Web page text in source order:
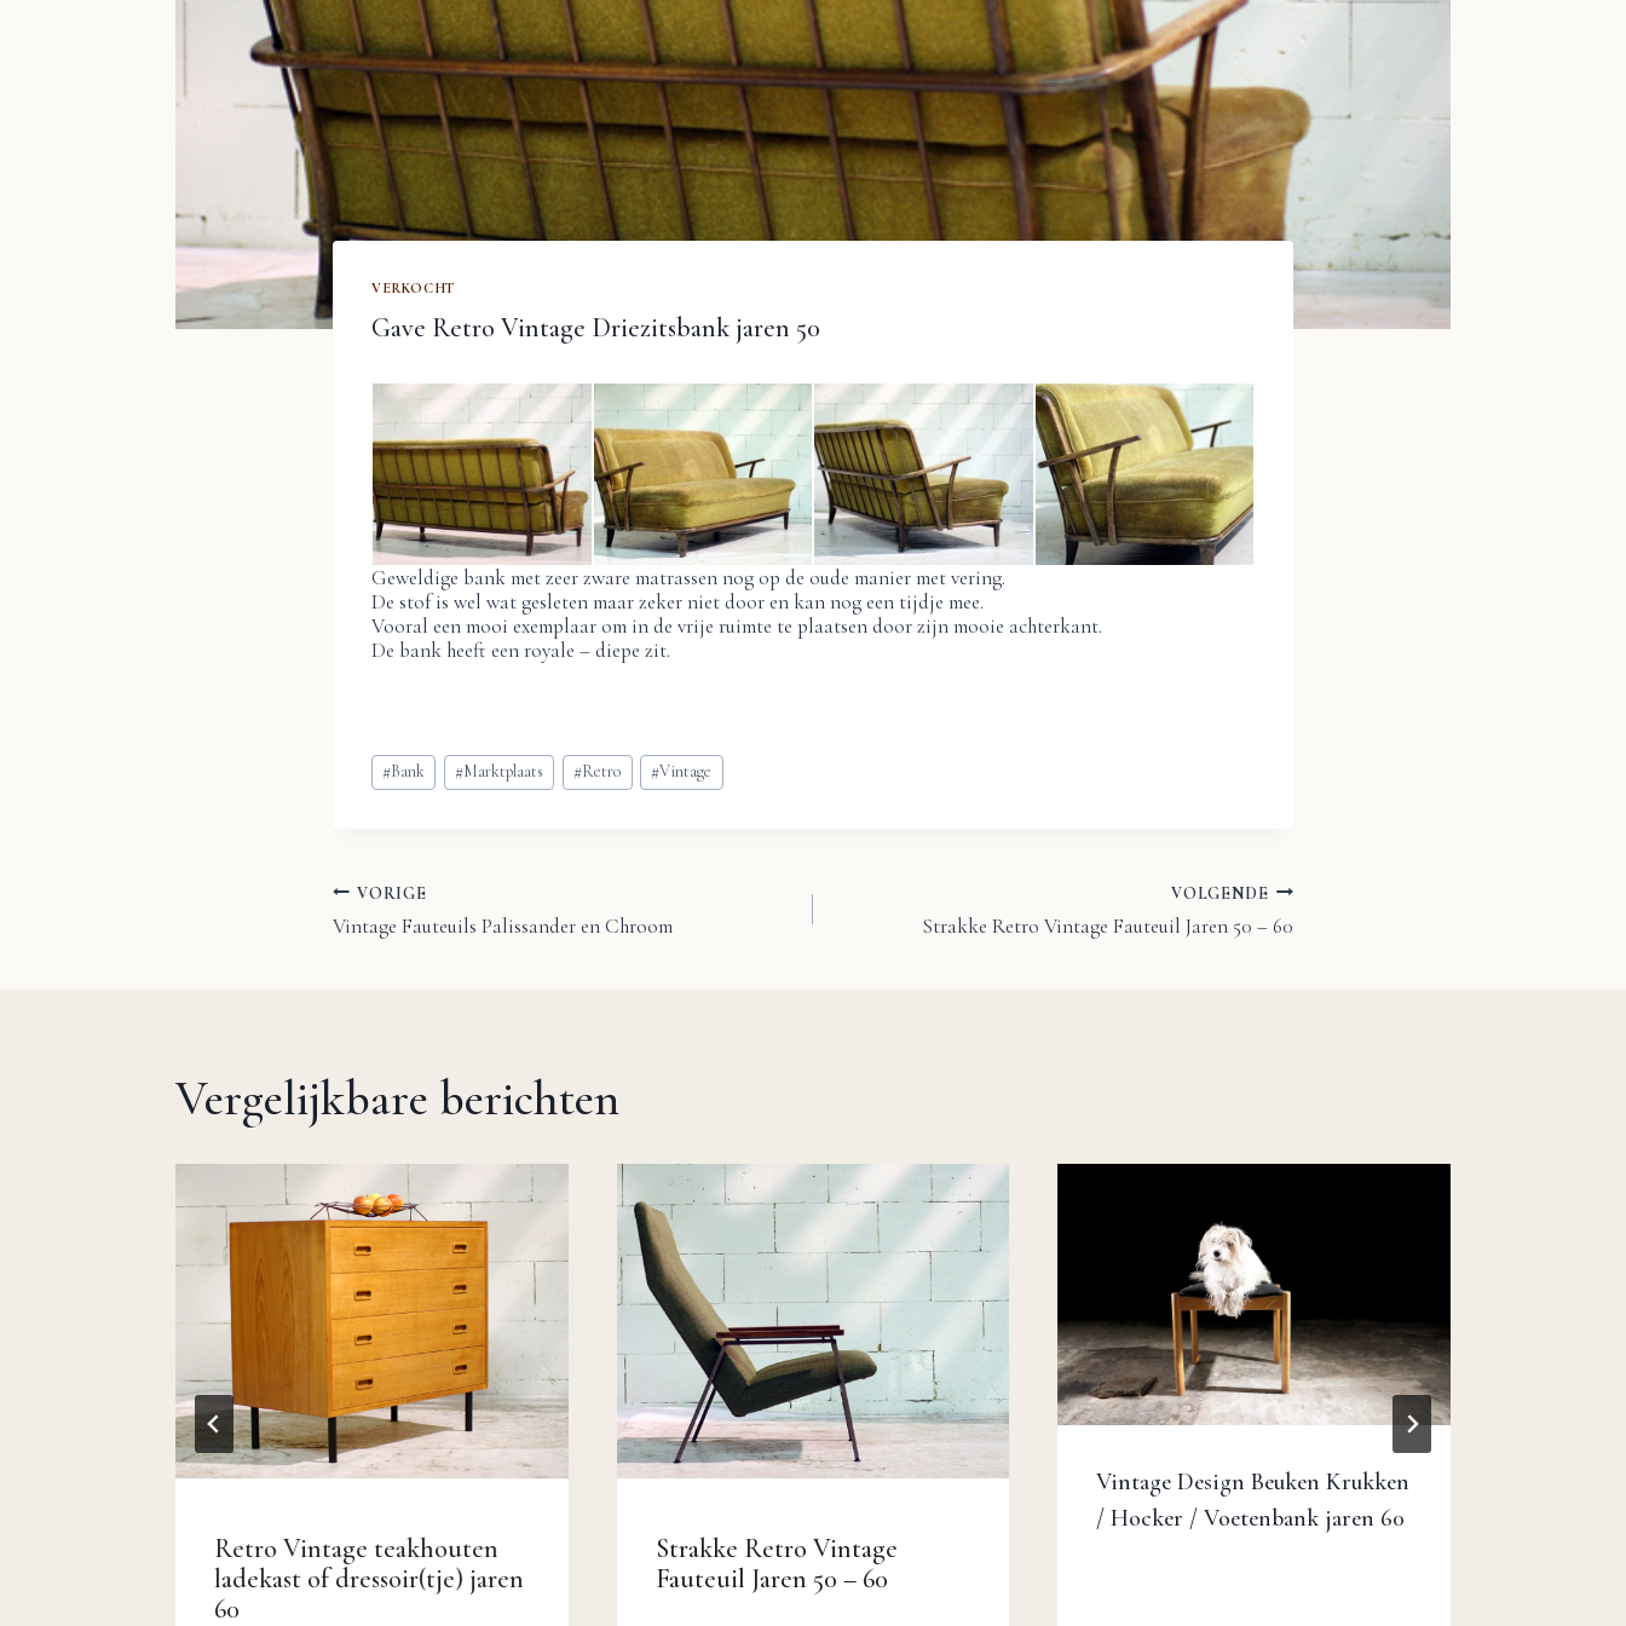
VERKOCHT
Gave Retro Vintage Driezitsbank jaren 50
Geweldige bank met zeer zware matrassen nog op de oude manier met vering.
De stof is wel wat gesleten maar zeker niet door en kan nog een tijdje mee.
Vooral een mooi exemplaar om in de vrije ruimte te plaatsen door zijn mooie achterkant.
De bank heeft een royale – diepe zit.
Bericht
tags:
#Bank #Marktplaats #Retro #Vintage
Bericht
VORIGE
Vintage Fauteuils Palissander en Chroom
VOLGENDE
Strakke Retro Vintage Fauteuil Jaren 50 – 60
Vergelijkbare berichten
Retro Vintage teakhouten
ladekast of dressoir(tje) jaren
60
Strakke Retro Vintage
Fauteuil Jaren 50 – 60
Vintage Design Beuken Krukken
/ Hocker / Voetenbank jaren 60